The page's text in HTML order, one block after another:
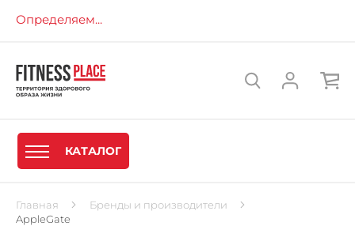
Определяем...
КАТАЛОГ
Главная
Бренды и производители
AppleGate